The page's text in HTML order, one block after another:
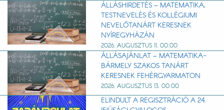
ÁLLÁSHIRDETÉS – MATEMATIKA,
TESTNEVELÉS ÉS KOLLÉGIUMI
NEVELŐTANÁRT KERESNEK
NYÍREGYHÁZÁN
2026. AUGUSZTUS 11. 00:00
ÁLLÁSAJÁNLAT – MATEMATIKA-
BÁRMELY SZAKOS TANÁRT
KERESNEK FEHÉRGYARMATON
2026. AUGUSZTUS 13. 00:00
ELINDULT A REGISZTRÁCIÓ A 24.